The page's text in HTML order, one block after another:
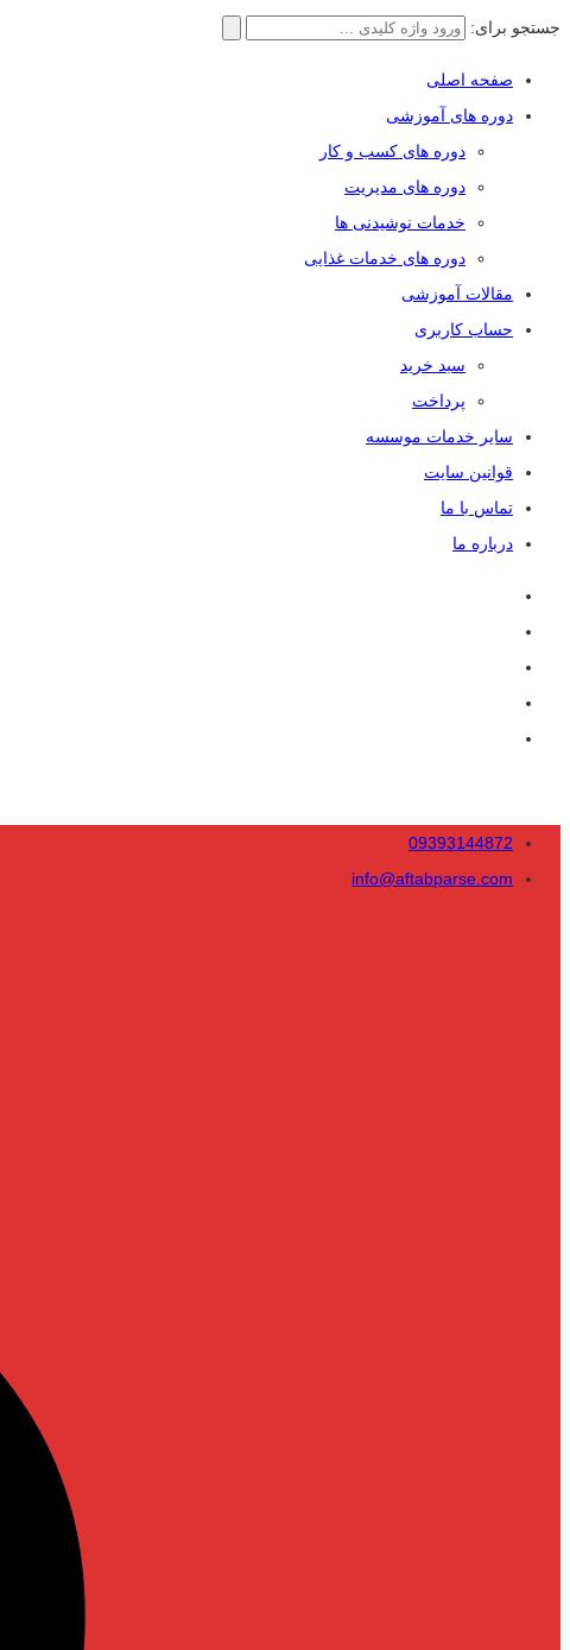
جستجو برای:
صفحه اصلی
دوره های آموزشی
دوره های کسب و کار
دوره های مدیریت
خدمات نوشیدنی ها
دوره های خدمات غذایی
مقالات آموزشی
حساب کاربری
سبد خرید
پرداخت
سایر خدمات موسسه
قوانین سایت
تماس با ما
درباره ما
09393144872
info@aftabparse.com